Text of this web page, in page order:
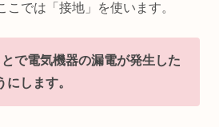
こでは「接地」を使います。
で電気機器の漏電が発生した
します。